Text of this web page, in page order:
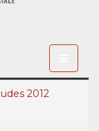
2012